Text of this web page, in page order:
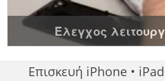
Έλεγχος
Επισκευή iPhone •